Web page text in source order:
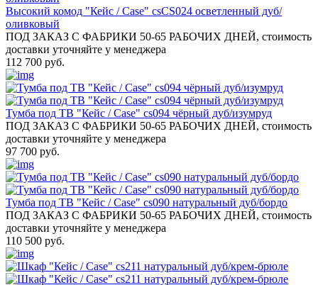
Высокий комод "Кейс / Case" csCS024 осветленный дуб/
оливковый
ПОД ЗАКАЗ С ФАБРИКИ 50-65 РАБОЧИХ ДНЕЙ, стоимость
доставки уточняйте у менеджера
112 700 руб.
Тумба под ТВ "Кейс / Case" cs094 чёрный дуб/изумруд
ПОД ЗАКАЗ С ФАБРИКИ 50-65 РАБОЧИХ ДНЕЙ, стоимость
доставки уточняйте у менеджера
97 700 руб.
Тумба под ТВ "Кейс / Case" cs090 натуральный дуб/бордо
ПОД ЗАКАЗ С ФАБРИКИ 50-65 РАБОЧИХ ДНЕЙ, стоимость
доставки уточняйте у менеджера
110 500 руб.